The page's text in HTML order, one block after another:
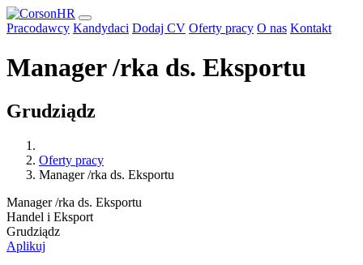
Pracodawcy Kandydaci Dodaj CV Oferty pracy O nas Kontakt
Manager /rka ds. Eksportu
Grudziądz
Oferty pracy
Manager /rka ds. Eksportu
Manager /rka ds. Eksportu
Handel i Eksport
Grudziądz
Aplikuj